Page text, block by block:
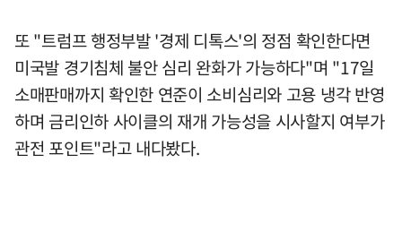
또 "트럼프 행정부발 '경제 디톡스'의 정점 확인한다면
미국발 경기침체 불안 심리 완화가 가능하다"며 "17일
소매판매까지 확인한 연준이 소비심리와 고용 냉각 반영
하며 금리인하 사이클의 재개 가능성을 시사할지 여부가
관전 포인트"라고 내다봤다.